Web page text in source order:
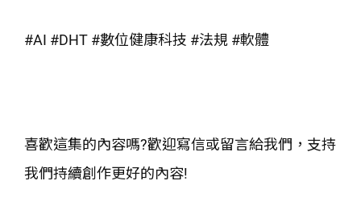
#AI #DHT #數位健康科技 #法規 #軟體
喜歡這集的內容嗎?歡迎寫信或留言給我們，支持
我們持續創作更好的內容!